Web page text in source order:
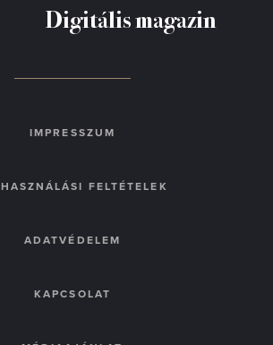
Digitális magazin
IMPRESSZUM
FELTÉTELEK
ADATVÉDELEM
KAPCSOLAT